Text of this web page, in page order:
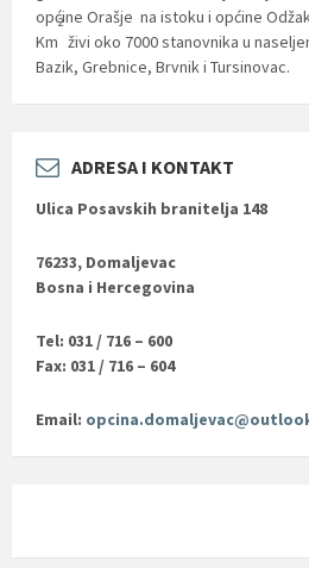
općine Orašje na istoku i općine
Km
2
živi oko 7000 stanovnika u
Bazik, Grebnice, Brvnik i Tursinovac.
ADRESA I KONTAKT
Ulica Posavskih branitelja 148
76233, Domaljevac
Bosna i Hercegovina
Tel: 031 / 716 – 600
Fax: 031 / 716 – 604
Email: